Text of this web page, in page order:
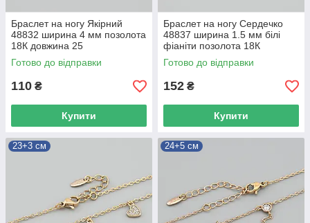
Браслет на ногу Якірний
48832 ширина 4 мм позолота
18К довжина 25
Готово до відправки
110 ₴
Купити
Браслет на ногу Сердечко
48837 ширина 1.5 мм білі
фіаніти позолота 18К
довжина 23+3
Готово до відправки
152 ₴
Купити
23+3 см 24+5 см